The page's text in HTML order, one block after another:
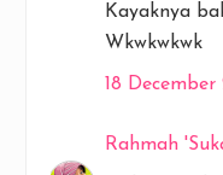
Kayaknya
Wkwkwkwk
18
Rahmah